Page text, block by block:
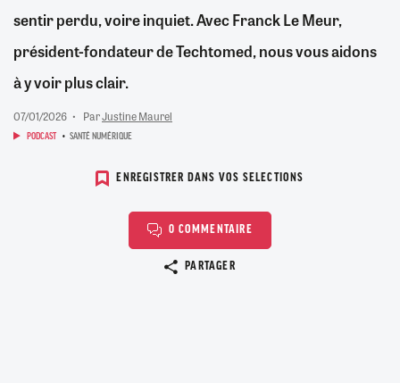
sentir perdu, voire inquiet. Avec Franck Le Meur,
président-fondateur de Techtomed, nous vous aidons
à y voir plus clair.
07/01/2026 ParJustine Maurel
PODCAST SANTÉ NUMÉRIQUE
ENREGISTRER DANS VOS SELECTIONS
0 COMMENTAIRE
PARTAGER